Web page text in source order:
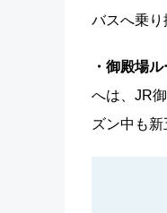
バスへ乗り
・御殿場ル
へは、JR
ズン中も